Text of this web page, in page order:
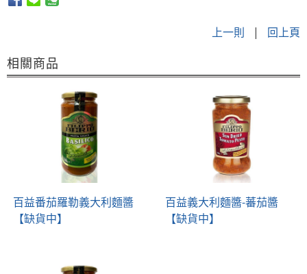
上一則 | 回上頁
相關商品
百益番茄羅勒義大利麵醬
【缺貨中】
百益義大利麵醬-蕃茄醬
【缺貨中】